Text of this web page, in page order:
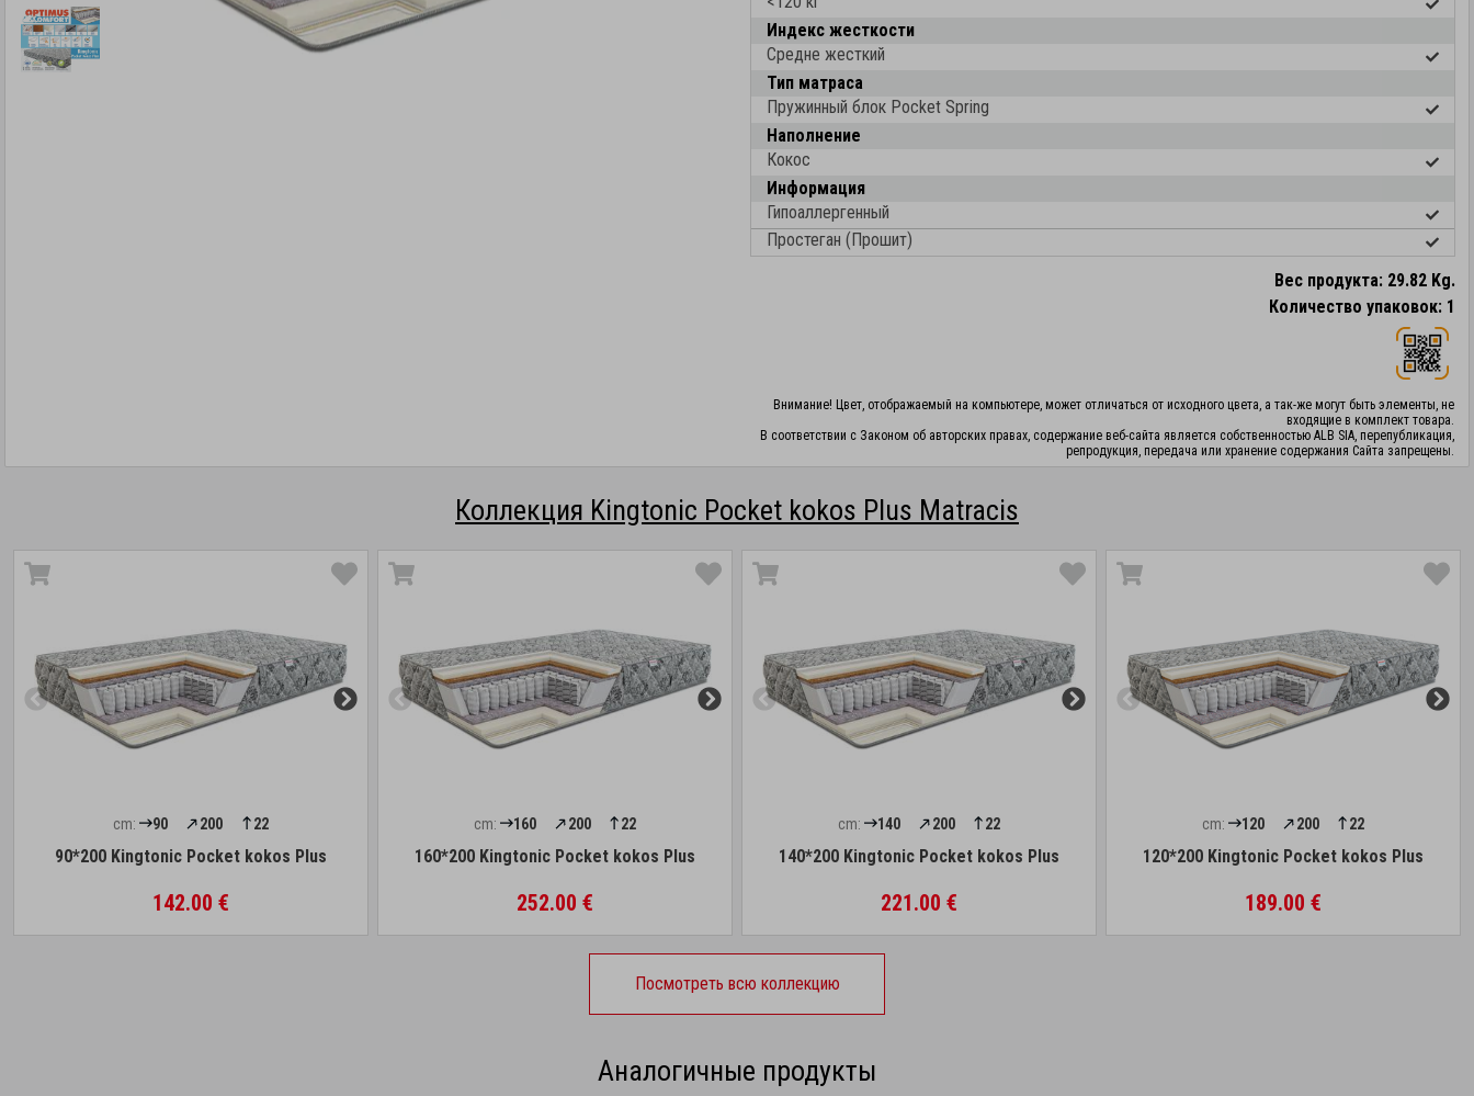
Индекс жесткости
Средне жесткий
Тип матраса
Пружинный блок Pocket Spring
Наполнение
Кокос
Информация
Гипоаллергенный
Простеган (Прошит)
Вес продукта: 29.82 Kg.
Количество упаковок: 1
Внимание! Цвет, отображаемый на компьютере, может отличаться от исходного цвета, а так-же могут быть элементы, не
входящие в комплект товара.
В соответствии с Законом об авторских правах, содержание веб-сайта является собственностью ALB SIA, перепубликация,
репродукция, передача или хранение содержания Сайта запрещены.
Коллекция Kingtonic Pocket kokos Plus Matracis
cm: 90 200 22
90*200 Kingtonic Pocket kokos Plus
142.00 €
cm: 160 200 22
160*200 Kingtonic Pocket kokos Plus
252.00 €
cm: 140 200 22
140*200 Kingtonic Pocket kokos Plus
221.00 €
cm: 120 200 22
120*200 Kingtonic Pocket kokos Plus
189.00 €
Посмотреть всю коллекцию
Аналогичные продукты